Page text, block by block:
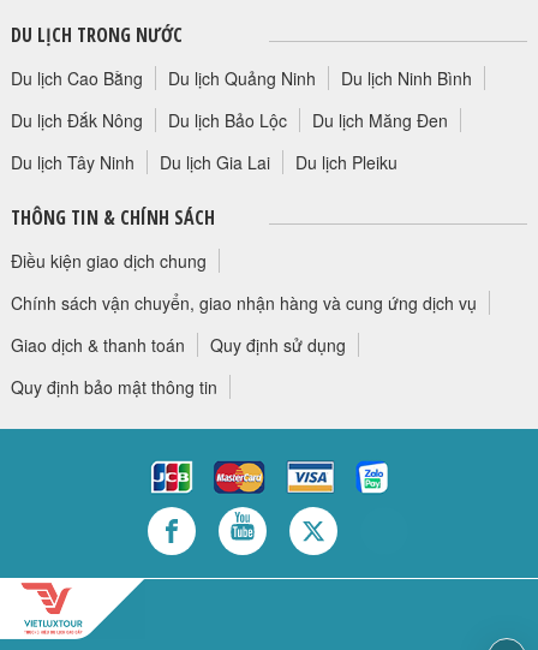
PROFILE HƯỚNG DẪN VIÊN
DU LỊCH TRONG NƯỚC
Du lịch Cao Bằng Du lịch Quảng Ninh
Du lịch Ninh Bình
Du lịch Đắk Nông
Du lịch Bảo Lộc
Du lịch Măng Đen
Du lịch Tây Ninh
Du lịch Gia Lai Du lịch Pleiku
THÔNG TIN & CHÍNH SÁCH
Điều kiện giao dịch chung
Chính sách vận chuyển, giao nhận hàng và cung ứng dịch vụ
Giao dịch & thanh toán
Quy định sử dụng
Quy định bảo mật thông tin